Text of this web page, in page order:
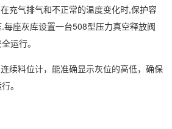
气排气和不正常的温度变化时,保护容
座灰库设置一台508型压力真空释放阀
运行。
料位计，能准确显示灰位的高低，确保
。